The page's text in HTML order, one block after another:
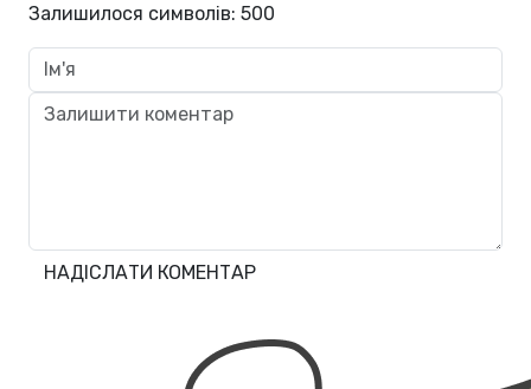
Залишилося символів: 500
НАДІСЛАТИ КОМЕНТАР